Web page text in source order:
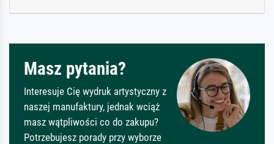
Masz pytania?
Interesuje Cię wydruk artystyczny z
naszej manufaktury, jednak wciąż
masz wątpliwości co do zakupu?
Potrzebujesz porady przy wyborze